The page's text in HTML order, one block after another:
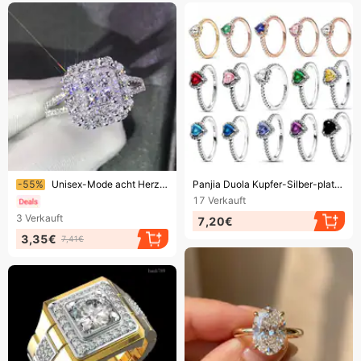
Endet bald!
-55% Unisex-Mode acht Herzen und acht Diamant-Mikro-Intarsien-Ring Licht Luxus-Gruppe Intarsien Verlobungsring
3 Verkauft
3,35€ 7,41€
Endet bald!
Panjia Duola Kupfer-Silber-plattierter Noble-Serie-Ring in Rot, Rosa und Weiß mit Herzmotiv
17 Verkauft
7,20€